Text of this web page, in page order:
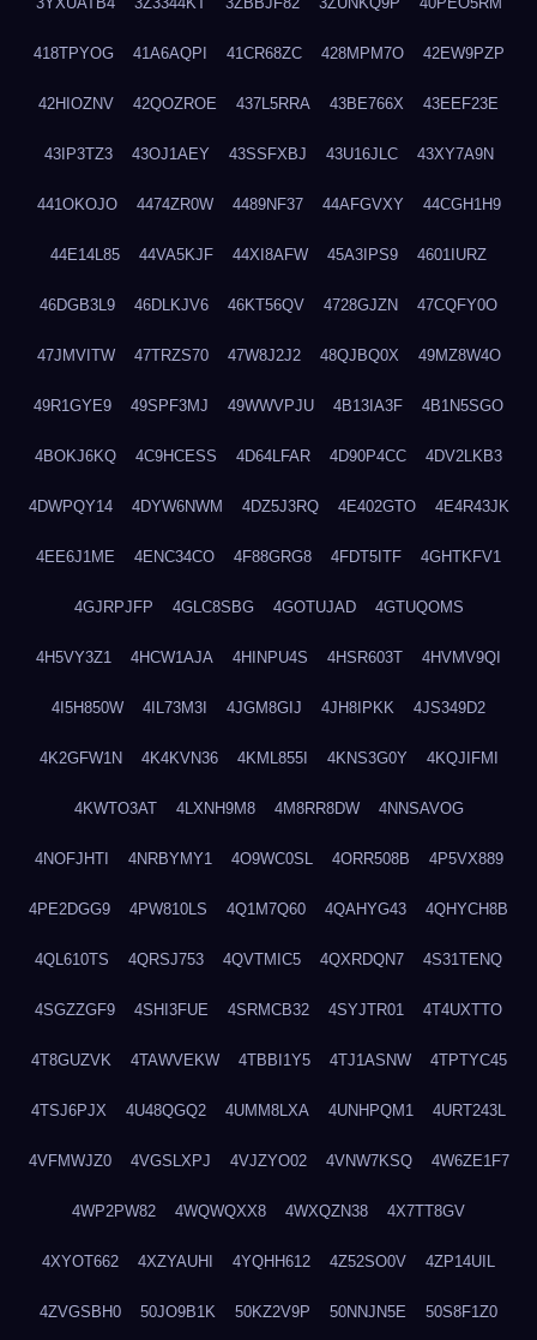
418TPYOG 41A6AQPI 41CR68ZC 428MPM7O 42EW9PZP
42HIOZNV 42QOZROE 437L5RRA 43BE766X 43EEF23E
43IP3TZ3 43OJ1AEY 43SSFXBJ 43U16JLC 43XY7A9N
441OKOJO 4474ZR0W 4489NF37 44AFGVXY 44CGH1H9
44E14L85 44VA5KJF 44XI8AFW 45A3IPS9 4601IURZ
46DGB3L9 46DLKJV6 46KT56QV 4728GJZN 47CQFY0O
47JMVITW 47TRZS70 47W8J2J2 48QJBQ0X 49MZ8W4O
49R1GYE9 49SPF3MJ 49WWVPJU 4B13IA3F 4B1N5SGO
4BOKJ6KQ 4C9HCESS 4D64LFAR 4D90P4CC 4DV2LKB3
4DWPQY14 4DYW6NWM 4DZ5J3RQ 4E402GTO 4E4R43JK
4EE6J1ME 4ENC34CO 4F88GRG8 4FDT5ITF 4GHTKFV1
4GJRPJFP 4GLC8SBG 4GOTUJAD 4GTUQOMS
4H5VY3Z1 4HCW1AJA 4HINPU4S 4HSR603T 4HVMV9QI
4I5H850W 4IL73M3I 4JGM8GIJ 4JH8IPKK 4JS349D2
4K2GFW1N 4K4KVN36 4KML855I 4KNS3G0Y 4KQJIFMI
4KWTO3AT 4LXNH9M8 4M8RR8DW 4NNSAVOG
4NOFJHTI 4NRBYMY1 4O9WC0SL 4ORR508B 4P5VX889
4PE2DGG9 4PW810LS 4Q1M7Q60 4QAHYG43 4QHYCH8B
4QL610TS 4QRSJ753 4QVTMIC5 4QXRDQN7 4S31TENQ
4SGZZGF9 4SHI3FUE 4SRMCB32 4SYJTR01 4T4UXTTO
4T8GUZVK 4TAWVEKW 4TBBI1Y5 4TJ1ASNW 4TPTYC45
4TSJ6PJX 4U48QGQ2 4UMM8LXA 4UNHPQM1 4URT243L
4VFMWJZ0 4VGSLXPJ 4VJZYO02 4VNW7KSQ 4W6ZE1F7
4WP2PW82 4WQWQXX8 4WXQZN38 4X7TT8GV
4XYOT662 4XZYAUHI 4YQHH612 4Z52SO0V 4ZP14UIL
4ZVGSBH0 50JO9B1K 50KZ2V9P 50NNJN5E 50S8F1Z0